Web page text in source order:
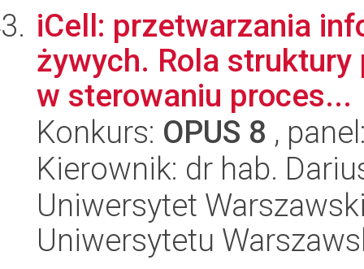
iCell: przetwarzania
żywych. Rola
w sterowaniu proces...
Konkurs: OPUS 8 ,
Kierownik: dr hab.
Uniwersytet
Uniwersytetu